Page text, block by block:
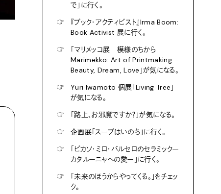
で」に行く。
☞
『ブック・アクティビスト』Irma Boom:
Book Activist 展に行く。
☞
「マリメッコ展 模様のちから
Marimekko: Art of Printmaking -
Beauty, Dream, Love」が気になる。
☞
Yuri Iwamoto 個展「Living Tree」
が気になる。
☞
「路上、お邪魔ですか？」が気になる。
☞
企画展「スープはいのち」に行く。
☞
「ピカソ・ミロ・バルセロのセラミックー
カタルーニャへの愛ー」に行く。
☞
「未来のほうからやってくる。」をチェッ
ク。